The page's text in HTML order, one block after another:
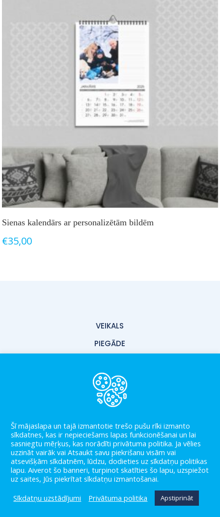
Sienas kalendārs ar personalizētām bildēm
€35,00
VEIKALS
PIEGĀDE
KONTAKTI
LIETOŠANAS NOTEIKUMI
BLOGS
Šī mājaslapa un tajā izmantotie trešo pušu rīki izmanto
sīkdatnes, kas ir nepieciešams lapas funkcionēšanai un lai
sasniegtu mēŗķus, kas norādīti privātuma politika. Ja vēlies
uzzināt vairāk vai Atsaukt savu piekrišanu visām vai
atsevišķām sīkdatnēm, lūdzu, dodieties uz sīkdatņu politikas
lapu. Aiverot šo banneri, turpinot skatīties šo lapu, uzspiežot
uz saites, Jūs piekrītat sīkdatņu izmantošanai.
Sīkdatņu uzstādījumi
Privātuma politika Apstiprināt